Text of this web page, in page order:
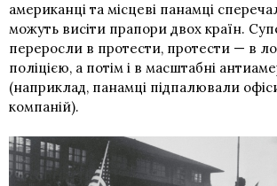
американці та місцеві панамці
можуть висіти прапори двох країн.
переросли в протести, протести — в
поліцією, а потім і в масштабні
(наприклад, панамці підпалювали
компаній).